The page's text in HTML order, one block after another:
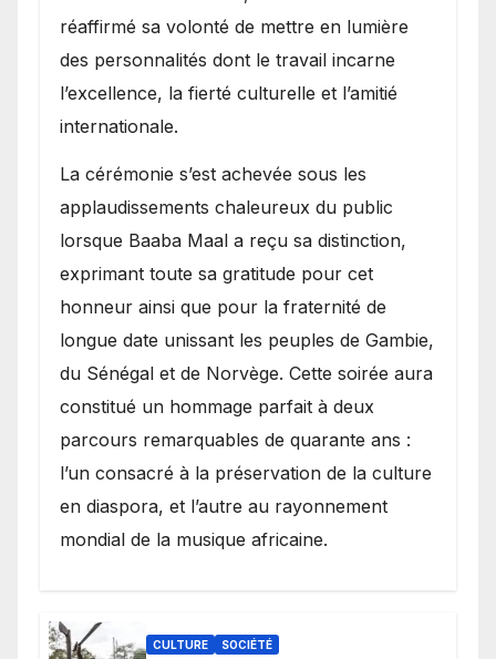
réaffirmé sa volonté de mettre en lumière
des personnalités dont le travail incarne
l’excellence, la fierté culturelle et l’amitié
internationale.
​La cérémonie s’est achevée sous les
applaudissements chaleureux du public
lorsque Baaba Maal a reçu sa distinction,
exprimant toute sa gratitude pour cet
honneur ainsi que pour la fraternité de
longue date unissant les peuples de Gambie,
du Sénégal et de Norvège. Cette soirée aura
constitué un hommage parfait à deux
parcours remarquables de quarante ans :
l’un consacré à la préservation de la culture
en diaspora, et l’autre au rayonnement
mondial de la musique africaine.
CULTURE SOCIÉTÉ